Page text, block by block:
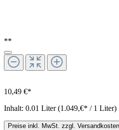
**
10,49 €*
Inhalt: 0.01 Liter(1.049,€* / 1 Liter)
Preise inkl. MwSt. zzgl. Versandkosten